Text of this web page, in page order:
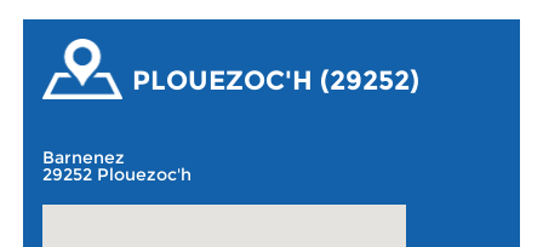
PLOUEZOC'H (29252)
Barnenez
29252 Plouezoc'h